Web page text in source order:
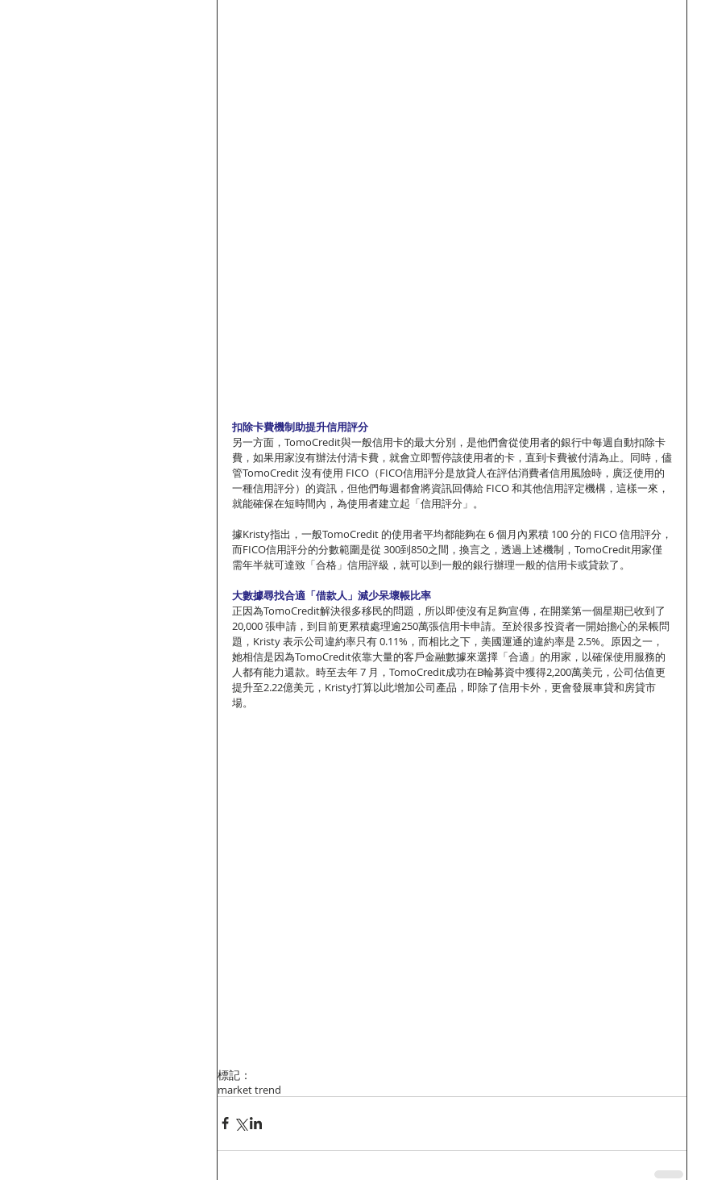
扣除卡費機制助提升信用評分
另一方面，TomoCredit與一般信用卡的最大分別，是他們會從使用者的銀行中每週自動扣除卡
費，如果用家沒有辦法付清卡費，就會立即暫停該使用者的卡，直到卡費被付清為止。同時，儘
管TomoCredit 沒有使用 FICO（FICO信用評分是放貸人在評估消費者信用風險時，廣泛使用的
一種信用評分）的資訊，但他們每週都會將資訊回傳給 FICO 和其他信用評定機構，這樣一來，
就能確保在短時間內，為使用者建立起「信用評分」。
據Kristy指出，一般TomoCredit 的使用者平均都能夠在 6 個月內累積 100 分的 FICO 信用評分，
而FICO信用評分的分數範圍是從 300到850之間，換言之，透過上述機制，TomoCredit用家僅
需年半就可達致「合格」信用評級，就可以到一般的銀行辦理一般的信用卡或貸款了。
大數據尋找合適「借款人」減少呆壞帳比率
正因為TomoCredit解決很多移民的問題，所以即使沒有足夠宣傳，在開業第一個星期已收到了
20,000 張申請，到目前更累積處理逾250萬張信用卡申請。至於很多投資者一開始擔心的呆帳問
題，Kristy 表示公司違約率只有 0.11%，而相比之下，美國運通的違約率是 2.5%。原因之一，
她相信是因為TomoCredit依靠大量的客戶金融數據來選擇「合適」的用家，以確保使用服務的
人都有能力還款。時至去年 7 月，TomoCredit成功在B輪募資中獲得2,200萬美元，公司估值更
提升至2.22億美元，Kristy打算以此增加公司產品，即除了信用卡外，更會發展車貸和房貸市
場。
標記：
market trend